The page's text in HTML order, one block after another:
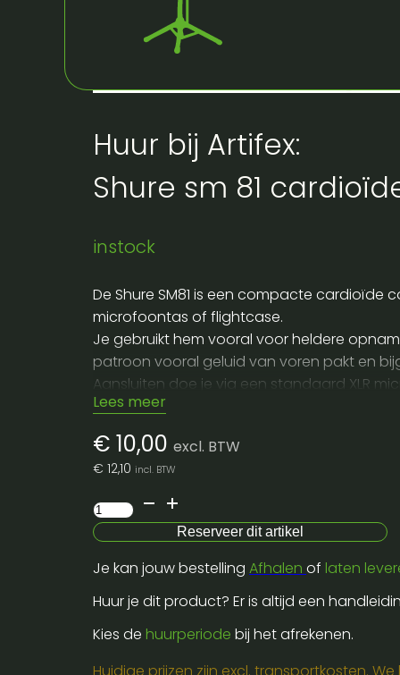
Huur bij Artifex:
Shure sm 81
instock
De Shure SM81 is een compacte cardioïde
microfoontas of flightcase.
Je gebruikt hem vooral voor heldere
patroon vooral geluid van voren pakt en
Aansluiten doe je via een standaard XLR
Plaats hem op een microfoonstatief met
Voor transport bescherm je de capsule
Als je deze microfoon komt huren neem
Lees meer
€ 10,00 excl. BTW
€ 12,10 incl. BTW
Shure
sm
81
cardioïde
condensator-
cymbals,
akk
Reserveer dit artikel
Je kan jouw bestelling Afhalen of laten
Huur je dit product? Er is altijd een
Kies de huurperiode bij het afrekenen.